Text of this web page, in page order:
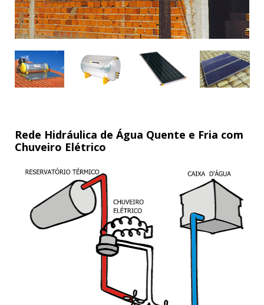
Rede Hidráulica de Água Quente e Fria com
Chuveiro Elétrico